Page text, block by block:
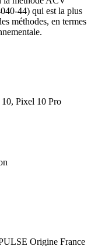
44) qui est la plus
méthodes, en termes
Pixel 10 Pro
Origine France